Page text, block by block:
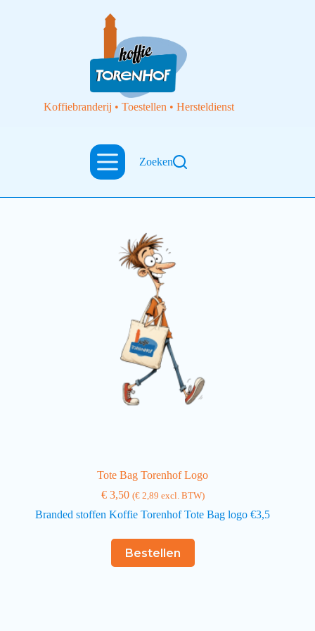
Koffiebranderij • Toestellen • Hersteldienst
Zoeken
Tote Bag Torenhof Logo
€3,50 (€2,89 excl. BTW)
Branded stoffen Koffie Torenhof Tote Bag logo €3,5
Bestellen